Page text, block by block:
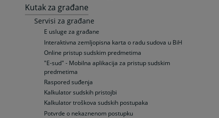
Kutak za građane
Servisi za građane
E usluge za građane
Interaktivna zemljopisna karta o radu sudova u BiH
Online pristup sudskim predmetima
"E-sud" - Mobilna aplikacija za pristup sudskim
predmetima
Raspored suđenja
Kalkulator sudskih pristojbi
Kalkulator troškova sudskih postupaka
Potvrde o nekaznenom postupku